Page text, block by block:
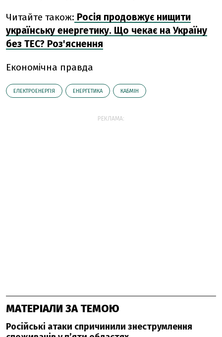
Читайте також: Росія продовжує нищити
українську енергетику. Що чекає на Україну
без ТЕС? Роз'яснення
Економічна правда
ЕЛЕКТРОЕНЕРГІЯ ЕНЕРГЕТИКА КАБМІН
РЕКЛАМА:
МАТЕРІАЛИ ЗА ТЕМОЮ
Російські атаки спричинили знеструмлення